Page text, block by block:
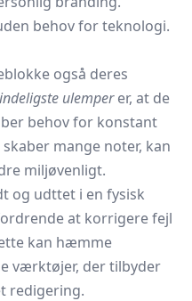
behov for teknologi.
også deres
ulemperer, at de
behov for konstant
mange noter, kan
miljøvenligt.
og udttet i en fysisk
at korrigere fejl
kan hæmme
værktøjer, der tilbyder
redigering.